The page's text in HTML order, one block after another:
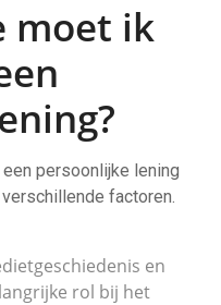
moet ik
persoonlijke lening
factoren.
en
rol bij het